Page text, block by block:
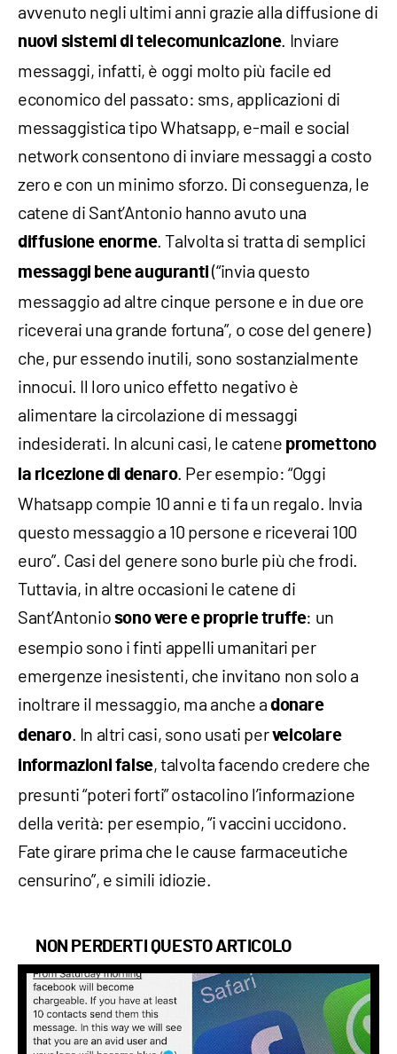
avvenuto negli ultimi anni grazie alla diffusione di
nuovi sistemi di telecomunicazione. Inviare
messaggi, infatti, è oggi molto più facile ed
economico del passato: sms, applicazioni di
messaggistica tipo Whatsapp, e-mail e social
network consentono di inviare messaggi a costo
zero e con un minimo sforzo. Di conseguenza, le
catene di Sant’Antonio hanno avuto una
diffusione enorme. Talvolta si tratta di semplici
messaggi bene auguranti (“invia questo
messaggio ad altre cinque persone e in due ore
riceverai una grande fortuna”, o cose del genere)
che, pur essendo inutili, sono sostanzialmente
innocui. Il loro unico effetto negativo è
alimentare la circolazione di messaggi
indesiderati. In alcuni casi, le catene promettono
la ricezione di denaro. Per esempio: “Oggi
Whatsapp compie 10 anni e ti fa un regalo. Invia
questo messaggio a 10 persone e riceverai 100
euro”. Casi del genere sono burle più che frodi.
Tuttavia, in altre occasioni le catene di
Sant’Antonio sono vere e proprie truffe: un
esempio sono i finti appelli umanitari per
emergenze inesistenti, che invitano non solo a
inoltrare il messaggio, ma anche adonare
denaro. In altri casi, sono usati perveicolare
informazioni false, talvolta facendo credere che
presunti “poteri forti” ostacolino l’informazione
della verità: per esempio, “i vaccini uccidono.
Fate girare prima che le cause farmaceutiche
censurino”, e simili idiozie.
NON PERDERTI QUESTO ARTICOLO